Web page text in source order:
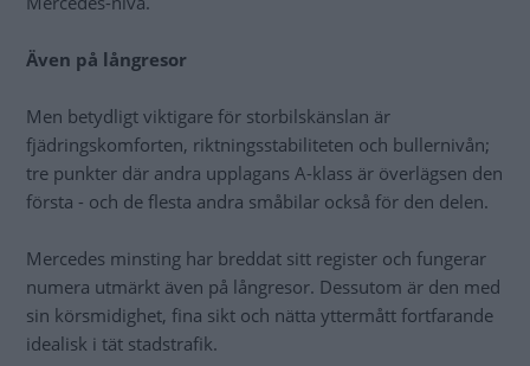
Även på långresor
Men betydligt viktigare för storbilskänslan är
fjädringskomforten, riktningsstabiliteten och bullernivån;
tre punkter där andra upplagans A-klass är överlägsen den
första - och de flesta andra småbilar också för den delen.
Mercedes minsting har breddat sitt register och fungerar
numera utmärkt även på långresor. Dessutom är den med
sin körsmidighet, fina sikt och nätta yttermått fortfarande
idealisk i tät stadstrafik.